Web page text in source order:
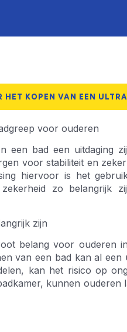
HET KOPEN VAN EEN
voor ouderen
een bad een uitdaging
voor stabiliteit en
hiervoor is het
zo belangrijk
zijn
belang voor ouderen
van een bad kan al een
kan het risico op
kunnen